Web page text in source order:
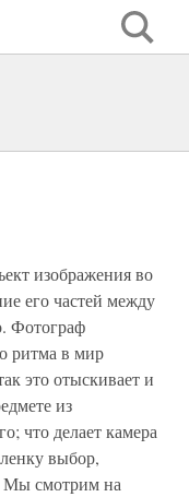
изображения во
его частей между
Фотограф
ритма в мир
это отыскивает и
из
что делает камера
выбор,
Мы смотрим на